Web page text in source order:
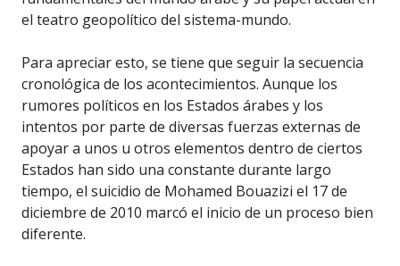
el teatro geopolítico del sistema-mundo.
Para apreciar esto, se tiene que seguir la secuencia
cronológica de los acontecimientos. Aunque los
rumores políticos en los Estados árabes y los
intentos por parte de diversas fuerzas externas de
apoyar a unos u otros elementos dentro de ciertos
Estados han sido una constante durante largo
tiempo, el suicidio de Mohamed Bouazizi el 17 de
diciembre de 2010 marcó el inicio de un proceso bien
diferente.